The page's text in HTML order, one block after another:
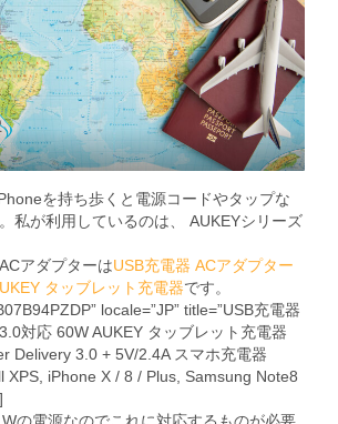
を持ち歩くと電源コードやタップな
私が利用しているのは、 AUKEYシリーズ
アダプターはUSB充電器 ACアダプター
タッブレット充電器です。
locale=”JP” title=”USB充電器
対応 60W AUKEY タッブレット充電器
Delivery 3.0 + 5V/2.4A スマホ充電器
XPS, iPhone X / 8 / Plus, Samsung Note8